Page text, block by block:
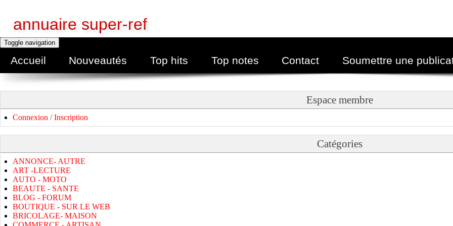
annuaire super-ref
Toggle navigation
Accueil Nouveautés Top hits Top notes Contact Soumettre une
Espace membre
Connexion / Inscription
Catégories
ANNONCE- AUTRE
ART -LECTURE
AUTO - MOTO
BEAUTE - SANTE
BLOG - FORUM
BOUTIQUE - SUR LE WEB
BRICOLAGE- MAISON